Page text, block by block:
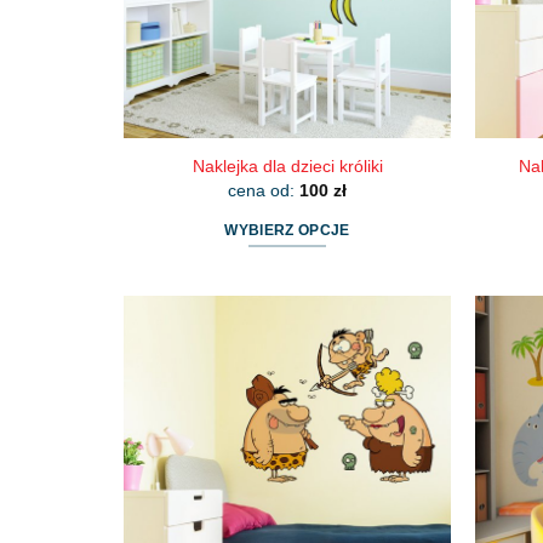
Naklejka dla dzieci króliki
cena od: 100 zł
WYBIERZ OPCJE
wiele
wariantów.
Opcje
można
wybrać
na
produktu